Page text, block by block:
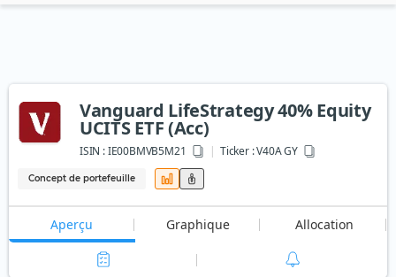
Vanguard LifeStrategy 40% Equity
UCITS ETF (Acc)
ISIN :IE00BMVB5M21 Ticker :V40A GY
Concept de portefeuille
Aperçu Graphique Allocation